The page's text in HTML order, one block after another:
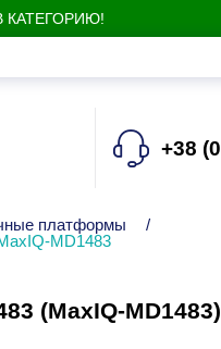
КАТЕГОРИЮ!
+38
платформы
/
MD1483
(MaxIQ-MD1483)